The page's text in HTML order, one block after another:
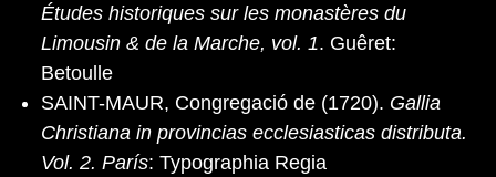
Études historiques sur les monastères du
Limousin & de la Marche, vol. 1. Guêret:
Betoulle
SAINT-MAUR, Congregació de (1720). Gallia
Christiana in provincias ecclesiasticas distributa.
Vol. 2. París: Typographia Regia